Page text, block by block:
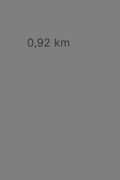
0,92 km